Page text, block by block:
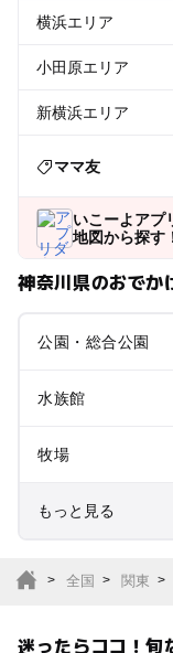
横浜エリア
小田原エリア
新横浜エリア
ママ友
いこーよアプ
地図から探す
神奈川県のおでか
公園・総合公園
水族館
牧場
もっと見る
全国 関東
迷ったらココ！旬